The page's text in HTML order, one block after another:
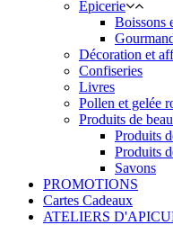
Épicerie
Boissons
Décoration et
Confiseries
Livres
Pollen et gelée
Produits de
Produits
Produits
Savons
PROMOTIONS
Cartes Cadeaux
ATELIERS